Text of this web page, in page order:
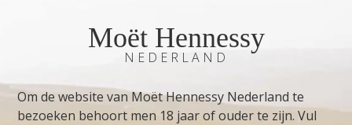
Moët Hennessy
NEDERLAND
Om de website van Moët Hennessy Nederland te
bezoeken behoort men 18 jaar of ouder te zijn. Vul